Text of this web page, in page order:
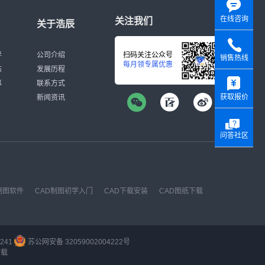
关于浩辰
公司介绍
发展历程
联系方式
新闻资讯
关注我们
扫码关注公众号
每月领专属优惠
图软件 CAD制图初学入门 CAD下载安装 CAD图纸下载
苏公网安备 32059002004222号
在线咨询
销售热线
获取报价
问答社区